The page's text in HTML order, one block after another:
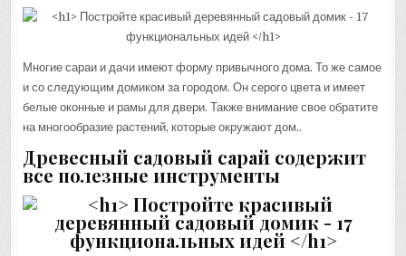
Многие сараи и дачи имеют форму привычного дома. То же самое
и со следующим домиком за городом. Он серого цвета и имеет
белые оконные и рамы для двери. Также внимание свое обратите
на многообразие растений, которые окружают дом..
Древесный садовый сарай содержит
все полезные инструменты